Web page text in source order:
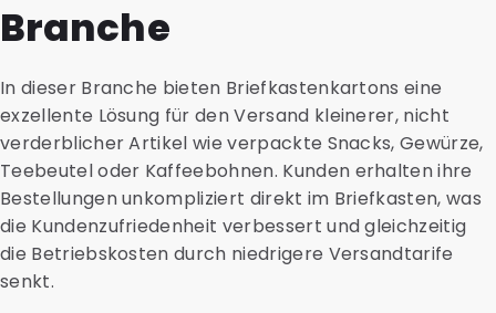
Branche
In dieser Branche bieten Briefkastenkartons eine
exzellente Lösung für den Versand kleinerer, nicht
verderblicher Artikel wie verpackte Snacks, Gewürze,
Teebeutel oder Kaffeebohnen. Kunden erhalten ihre
Bestellungen unkompliziert direkt im Briefkasten, was
die Kundenzufriedenheit verbessert und gleichzeitig
die Betriebskosten durch niedrigere Versandtarife
senkt.